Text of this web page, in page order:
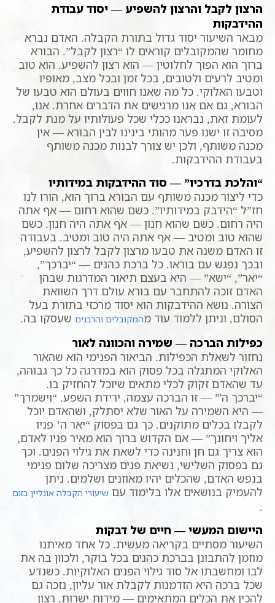
הרצון לקבל והרצון להשפיע — יסוד עבודת
ההידבקות
מבאר השיעור יסוד גדול בתורת הקבלה. האדם נברא
מחומר שהמקובלים קוראים לו “רצון לקבל”. הבורא
ברוך הוא הפוך לחלוטין — הוא רצון להשפיע. הוא טוב
ומטיב לרעים ולטובים, בכל זמן ובכל מצב, מאופיו
וטבעו האלוקי. כל מה שאנו חווים בעולם הוא טבעו של
הבורא, גם אם אנו מרגישים את הדברים אחרת. אנו,
לעומת זאת, נבראנו ככלי שכל פעולותיו על מנת לקבל.
מסיבה זו ישנו פער מהותי בינינו לבין הבורא — אין
מכנה משותף, ולכן יש צורך לבנות מכנה משותף
בעבודת ההידבקות.
“והלכת בדרכיו” — סוד ההידבקות במידותיו
כדי ליצור מכנה משותף עם הבורא ברוך הוא, הורו לנו
חז”ל “הידבק במידותיו”. כשם שהוא רחום — אף אתה
היה רחום. כשם שהוא חנון — אף אתה היה חנון. כשם
שהוא טוב ומטיב — אף אתה היה טוב ומטיב. בעבודה
זו האדם משנה את טבעו מרצון לקבל לרצון להשפיע,
ובכך נפגש עם בוראו. כל ברכת כהנים — “יברכך”,
“יאר”, “ישא” — היא בעצם תיאור המדרגות שבהן
האדם זוכה להתחבר עם בורא עולם דרך השוואת
הצורה. נושא ההידבקות הוא יסוד מרכזי בתורת בעל
הסולם, וניתן ללמוד עוד מהמקובלים והרבנים שעסקו בה.
כפילות הברכה — שמירה והכוונה לאור
נחזור לשאלת הכפילות. הביאור הפנימי הוא שהאור
האלוקי המתגלה בכל פסוק הוא במדרגה כל כך גבוהה,
עד שהאדם זקוק לכלי מתאים שיוכל להחזיק בו.
“יברכך ה'” — זו הברכה עצמה, ירידת השפע. “וישמרך”
— היא השמירה על האור שלא יסתלק, ושהאדם יוכל
לקבלו בכלים מתוקנים. כך גם בפסוק “יאר ה’ פניו
אליך ויחונך” — אם הקדוש ברוך הוא מאיר פניו לאדם,
הוא צריך גם חן וחנינה כדי לשאת את גילוי הפנים. וכך
גם בפסוק השלישי, נשיאת פנים מצריכה שלום פנימי
בנפש האדם, שהכלים יהיו מאוזנים ושלמים. ניתן
להעמיק בנושאים אלו בלימוד עם שיעורי הקבלה אונליין בזום
.
היישום המעשי — חיים של דבקות
השיעור מסתיים בקריאה מעשית. כל אחד מאיתנו
מוזמן להתבונן בברכת כהנים בכל בוקר, ולכוון בה את
לבו ומחשבתו אל סוד גילוי הפנים האלוקיות. כשנדע
שכל ברכה היא הזדמנות לקבלת אור עליון, נזכה גם
להכין את הכלים המתאימים — מידות ישרות, רצון